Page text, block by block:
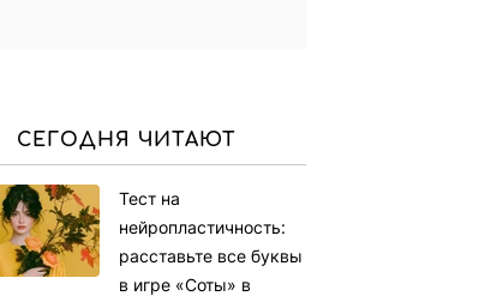
СЕГОДНЯ ЧИТАЮТ
Тест на
нейропластичность:
расставьте все буквы
в игре «Соты» в